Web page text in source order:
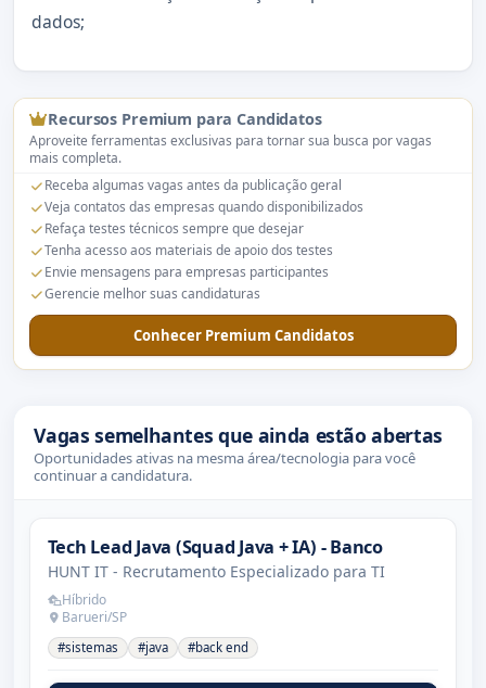
dados;
Recursos Premium para Candidatos
Aproveite ferramentas exclusivas para tornar sua busca por vagas
mais completa.
Receba algumas vagas antes da publicação geral
Veja contatos das empresas quando disponibilizados
Refaça testes técnicos sempre que desejar
Tenha acesso aos materiais de apoio dos testes
Envie mensagens para empresas participantes
Gerencie melhor suas candidaturas
Conhecer Premium Candidatos
Vagas semelhantes que ainda estão abertas
Oportunidades ativas na mesma área/tecnologia para você
continuar a candidatura.
Tech Lead Java (Squad Java + IA) - Banco
HUNT IT - Recrutamento Especializado para TI
Híbrido
Barueri/SP
#sistemas #java #back end